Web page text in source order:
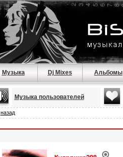
Музыка Dj Mixes Альбомы
Музыка пользователей
назад